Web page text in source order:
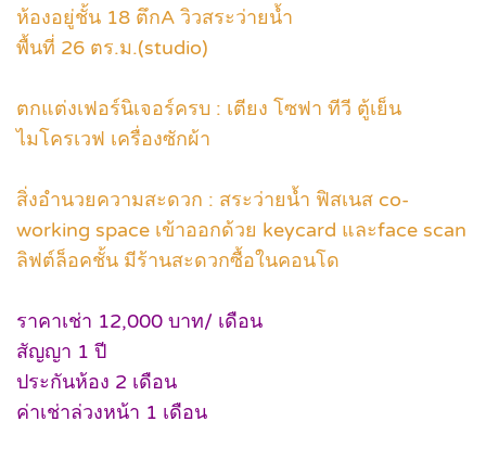
ห้องอยู่ชั้น 18 ตึกA วิวสระว่ายน้ำ
พื้นที่ 26 ตร.ม.(studio)
ตกแต่งเฟอร์นิเจอร์ครบ : เตียง โซฟา ทีวี ตู้เย็น
ไมโครเวฟ เครื่องซักผ้า
สิ่งอำนวยความสะดวก : สระว่ายน้ำ ฟิสเนส co-
working space เข้าออกด้วย keycard และface scan
ลิฟต์ล็อคชั้น มีร้านสะดวกซื้อในคอนโด
ราคาเช่า 12,000 บาท/ เดือน
สัญญา 1 ปี
ประกันห้อง 2 เดือน
ค่าเช่าล่วงหน้า 1 เดือน